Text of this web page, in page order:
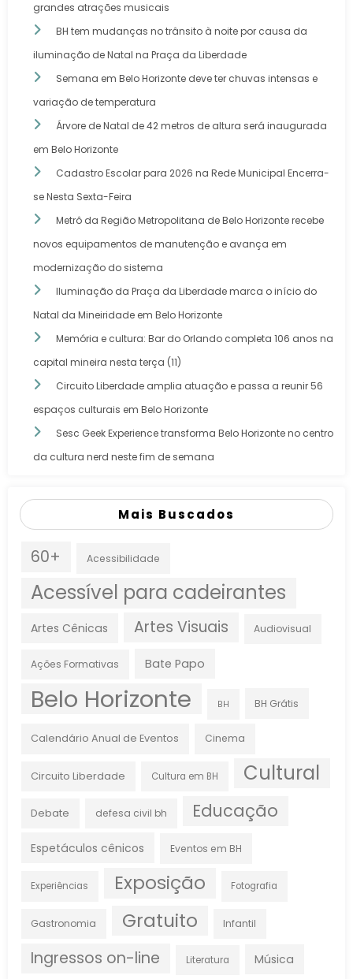
grandes atrações musicais
BH tem mudanças no trânsito à noite por causa da
iluminação de Natal na Praça da Liberdade
Semana em Belo Horizonte deve ter chuvas intensas e
variação de temperatura
Árvore de Natal de 42 metros de altura será inaugurada
em Belo Horizonte
Cadastro Escolar para 2026 na Rede Municipal Encerra-
se Nesta Sexta-Feira
Metrô da Região Metropolitana de Belo Horizonte recebe
novos equipamentos de manutenção e avança em
modernização do sistema
Iluminação da Praça da Liberdade marca o início do
Natal da Mineiridade em Belo Horizonte
Memória e cultura: Bar do Orlando completa 106 anos na
capital mineira nesta terça (11)
Circuito Liberdade amplia atuação e passa a reunir 56
espaços culturais em Belo Horizonte
Sesc Geek Experience transforma Belo Horizonte no centro
da cultura nerd neste fim de semana
Mais Buscados
60+ Acessibilidade
Acessível para cadeirantes
Artes Cênicas Artes Visuais Audiovisual
Ações Formativas Bate Papo
Belo Horizonte BH BH Grátis
Calendário Anual de Eventos Cinema
Circuito Liberdade Cultura em BH Cultural
Debate defesa civil bh Educação
Espetáculos cênicos Eventos em BH
Experiências Exposição Fotografia
Gastronomia Gratuito Infantil
Ingressos on-line Literatura Música